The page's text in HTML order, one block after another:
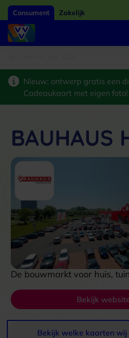
Consument Zakelijk
Nieuw: ontwerp gratis een
Cadeaukaart met eigen foto!
De bouwmarkt voor huis,
Bekijk
BAUHAUS
Bekijk welke kaarten wij